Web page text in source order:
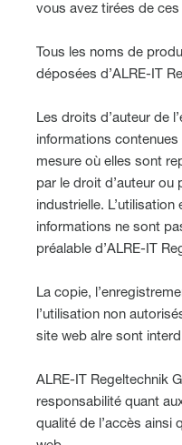
vous avez tirées de ces
Tous les noms de
déposées d’ALRE-IT
Les droits d’auteur de
informations
mesure où elles sont
par le droit d’auteur ou
industrielle.
informations ne sont
préalable d’ALRE-IT
La copie,
l’utilisation non
site web alre sont
ALRE-IT Regeltechnik
responsabilité quant
qualité de l’accès ainsi